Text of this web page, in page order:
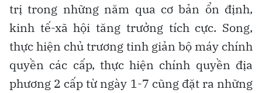
trị trong những năm qua cơ bản ổn định,
kinh tế-xã hội tăng trưởng tích cực. Song,
thực hiện chủ trương tinh giản bộ máy chính
quyền các cấp, thực hiện chính quyền địa
phương 2 cấp từ ngày 1-7 cũng đặt ra những